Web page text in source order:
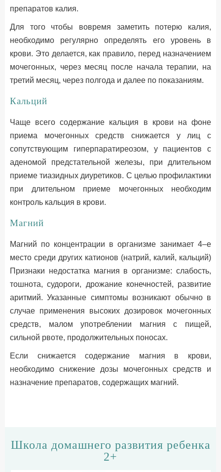
препаратов калия.
Для того чтобы вовремя заметить потерю калия,
необходимо регулярно определять его уровень в
крови. Это делается, как правило, перед назначением
мочегонных, через месяц после начала терапии, на
третий месяц, через полгода и далее по показаниям.
Кальций
Чаще всего содержание кальция в крови на фоне
приема мочегонных средств снижается у лиц с
сопутствующим гиперпаратиреозом, у пациентов с
аденомой предстательной железы, при длительном
приеме тиазидных диуретиков. С целью профилактики
при длительном приеме мочегонных необходим
контроль кальция в крови.
Магний
Магний по концентрации в организме занимает 4–е
место среди других катионов (натрий, калий, кальций)
Признаки недостатка магния в организме: слабость,
тошнота, судороги, дрожание конечностей, развитие
аритмий. Указанные симптомы возникают обычно в
случае применения высоких дозировок мочегонных
средств, малом употреблении магния с пищей,
сильной рвоте, продолжительных поносах.
Если снижается содержание магния в крови,
необходимо снижение дозы мочегонных средств и
назначение препаратов, содержащих магний.
Школа домашнего развития ребенка
2+